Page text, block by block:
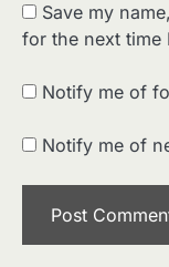
Save my
for the next time
Notify me of
Notify me of
2